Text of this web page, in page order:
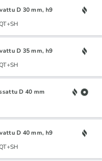
D 30 mm, h9
D 35 mm, h9
D 40 mm
D 40 mm, h9